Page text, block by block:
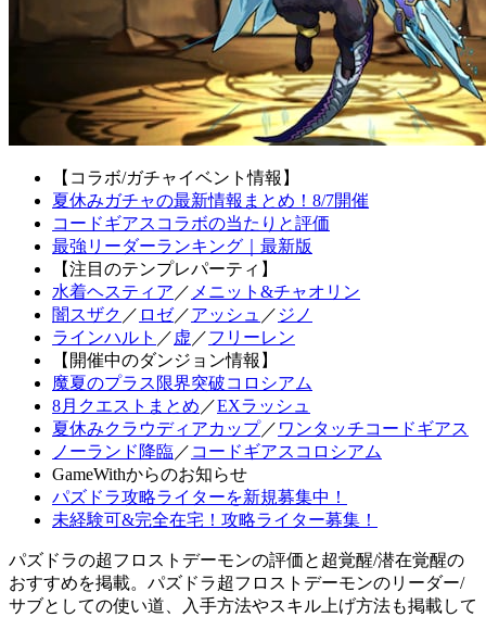
【コラボ/ガチャイベント情報】
夏休みガチャの最新情報まとめ！8/7開催
コードギアスコラボの当たりと評価
最強リーダーランキング｜最新版
【注目のテンプレパーティ】
水着ヘスティア ／ メニット&チャオリン
闇スザク ／ ロゼ／アッシュ ／ ジノ
ラインハルト ／ 虚 ／フリーレン
【開催中のダンジョン情報】
魔夏のプラス限界突破コロシアム
8月クエストまとめ ／EXラッシュ
夏休みクラウディアカップ／ ワンタッチコードギアス
ノーランド降臨／ コードギアスコロシアム
GameWithからのお知らせ
パズドラ攻略ライターを新規募集中！
未経験可&完全在宅！攻略ライター募集！
パズドラの超フロストデーモンの評価と超覚醒/潜在覚醒の
おすすめを掲載。パズドラ超フロストデーモンのリーダー/
サブとしての使い道、入手方法やスキル上げ方法も掲載して